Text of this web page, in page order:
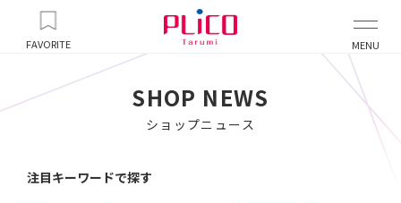
FAVORITE MENU
SHOP NEWS
ショップニュース
注目キーワードで探す